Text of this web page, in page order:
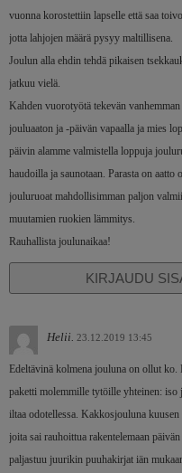
vuonna korostettiin lapselle että saa
jotta lahjojen määrä pysyy maltillisena.
Joulun alla ehdin tehdä pikaisen
jatkuu vielä.
Kahden vuorotyötä tekevän
jouluaaton ja -päivän vapaalla ja mies
päivin alamme valmistella loppuja
haudoilla ja saunotaan. Parasta on
jouluruoat mahdollisimman paljon
muutamien ruokien lämmitys.
Rauhallista joulunaikaa!
KIRJAUDU
Helii. 23.12.2019 13:45
Edeltävinä kolmena jouluna on ollut ko.
paketti molemmille tytöille yhteinen:
iltaa odotellessa. Kakkosjouluna
joita sai rauhoittua rakentelemaan
paljastuu juurikin puuhakirjat iän